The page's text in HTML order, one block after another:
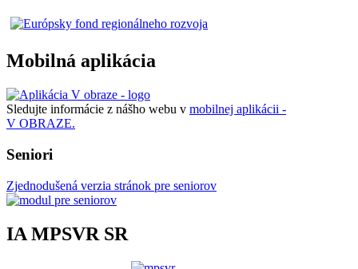
Mobilná aplikácia
Sledujte informácie z nášho webu v mobilnej aplikácii -
V OBRAZE.
Seniori
Zjednodušená verzia stránok pre seniorov
IA MPSVR SR